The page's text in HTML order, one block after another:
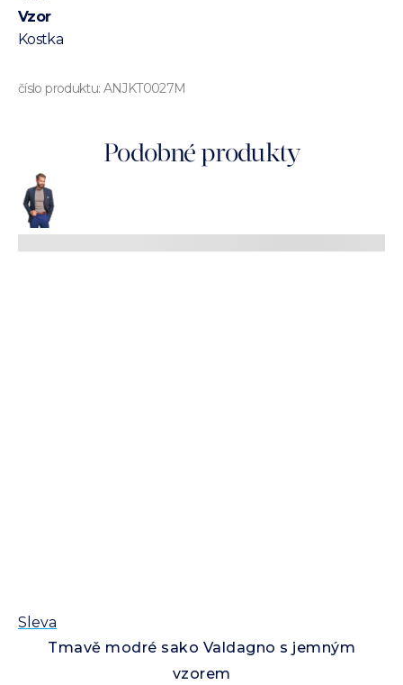
Vzor
Kostka
číslo produktu: ANJKT0027M
Podobné produkty
Sleva
Tmavě modré sako Valdagno s jemným
vzorem